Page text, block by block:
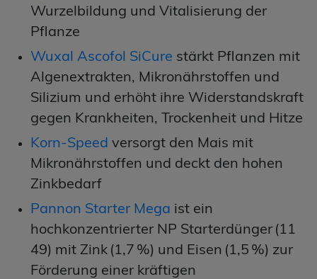
Wurzelbildung und Vitalisierung der
Pflanze
Wuxal Ascofol SiCure stärkt Pflanzen mit
Algenextrakten, Mikronährstoffen und
Silizium und erhöht ihre Widerstandskraft
gegen Krankheiten, Trockenheit und Hitze
Korn-Speed versorgt den Mais mit
Mikronährstoffen und deckt den hohen
Zinkbedarf
Pannon Starter Mega ist ein
hochkonzentrierter NP Starterdünger (11
49) mit Zink (1,7 %) und Eisen (1,5 %) zur
Förderung einer kräftigen